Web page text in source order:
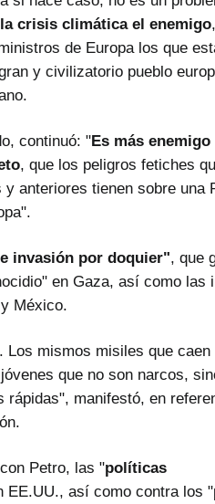
crisis climática el enemigo
de Europa los que
y civilizatorio pueblo
continuó: "Es más
, que los peligros fetiches
y anteriores tienen sobre una
invasión por doquier", que
en Gaza, así como las
México.
Los mismos misiles que caen
que no son narcos,
manifestó, en
Petro, las "políticas
EE.UU., así como contra los